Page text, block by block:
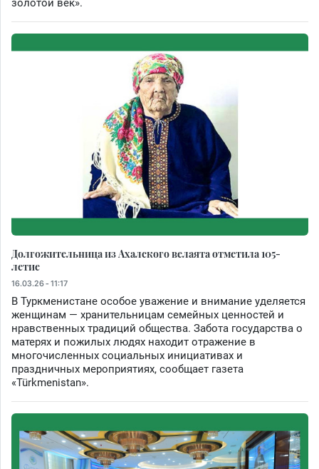
золотой век».
Долгожительница из Ахалского велаята отметила 105-
летие
16.03.26 - 11:17
В Туркменистане особое уважение и внимание уделяется
женщинам — хранительницам семейных ценностей и
нравственных традиций общества. Забота государства о
матерях и пожилых людях находит отражение в
многочисленных социальных инициативах и
праздничных мероприятиях, сообщает газета
«Türkmenistan».